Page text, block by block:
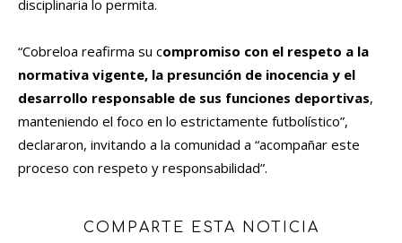
disciplinaria lo permita.
“Cobreloa reafirma su compromiso con el respeto a la
normativa vigente, la presunción de inocencia y el
desarrollo responsable de sus funciones deportivas,
manteniendo el foco en lo estrictamente futbolístico”,
declararon, invitando a la comunidad a “acompañar este
proceso con respeto y responsabilidad”.
COMPARTE ESTA NOTICIA